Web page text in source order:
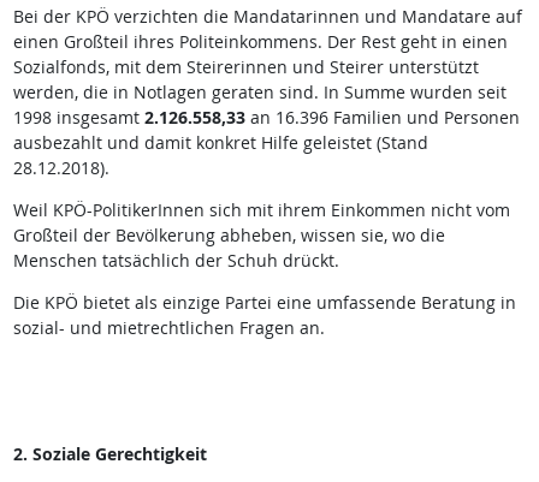
Bei der KPÖ verzichten die Mandatarinnen und Mandatare auf
einen Großteil ihres Politeinkommens. Der Rest geht in einen
Sozialfonds, mit dem Steirerinnen und Steirer unterstützt
werden, die in Notlagen geraten sind. In Summe wurden seit
1998 insgesamt 2.126.558,33 an 16.396 Familien und Personen
ausbezahlt und damit konkret Hilfe geleistet (Stand
28.12.2018).
Weil KPÖ-PolitikerInnen sich mit ihrem Einkommen nicht vom
Großteil der Bevölkerung abheben, wissen sie, wo die
Menschen tatsächlich der Schuh drückt.
Die KPÖ bietet als einzige Partei eine umfassende Beratung in
sozial- und mietrechtlichen Fragen an.
2. Soziale Gerechtigkeit